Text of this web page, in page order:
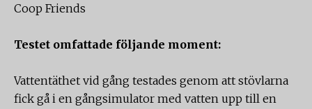
Coop Friends
Testet omfattade följande moment:
Vattentäthet vid gång testades genom att stövlarna
fick gå i en gångsimulator med vatten upp till en